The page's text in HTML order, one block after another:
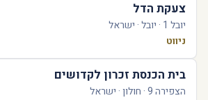
צעקת הדל
יובל 1 · יובל · ישראל
ניווט
בית הכנסת זכרון לקדושים
הצפירה 9 · חולון · ישראל